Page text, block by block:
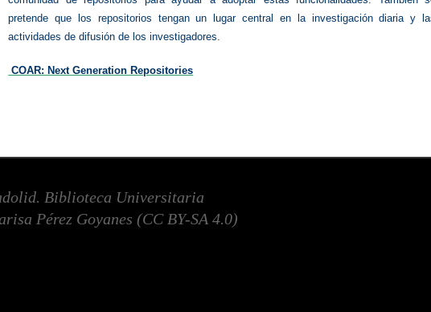
pretende que los repositorios tengan un lugar central en la investigación diaria y
actividades de difusión de los investigadores.
COAR: Next Generation Repositories
Biblioteca Universitaria
Pérez Goyanes (CC BY-SA 4.0)